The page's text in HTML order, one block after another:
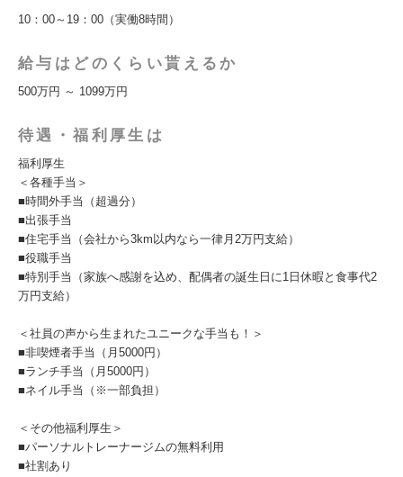
10：00～19：00（実働8時間）
給与はどのくらい貰えるか
500万円 ～ 1099万円
待遇・福利厚生は
福利厚生
＜各種手当＞
■時間外手当（超過分）
■出張手当
■住宅手当（会社から3km以内なら一律月2万円支給）
■役職手当
■特別手当（家族へ感謝を込め、配偶者の誕生日に1日休暇と食事代2
万円支給）
＜社員の声から生まれたユニークな手当も！＞
■非喫煙者手当（月5000円）
■ランチ手当（月5000円）
■ネイル手当（※一部負担）
＜その他福利厚生＞
■パーソナルトレーナージムの無料利用
■社割あり